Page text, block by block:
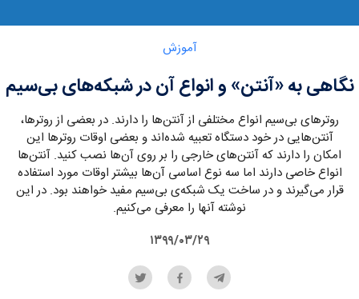
آموزش
نگاهی به «آنتن» و انواع آن در شبکه‌های بی‌سیم
روترهای بی‌سیم انواع مختلفی از آنتن‌ها را دارند. در بعضی از روترها،
آنتن‌هایی در خود دستگاه تعبیه شده‌اند و بعضی اوقات روترها این
امکان را دارند که آنتن‌های خارجی را بر روی آن‌ها نصب کنید. آنتن‌ها
انواع خاصی دارند اما سه نوع اساسی آن‌ها بیشتر اوقات مورد استفاده
قرار می‌گیرند و در ساخت یک شبکه‌ی بی‌سیم مفید خواهند بود. در این
نوشته آنها را معرفی می‌کنیم.
۱۳۹۹/۰۳/۲۹